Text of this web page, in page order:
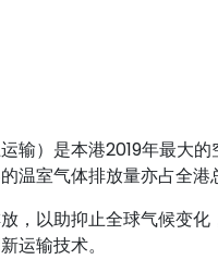
输）是本港2019年最大
温室气体排放量亦占全港
，以助抑止全球气候变
运输技术。